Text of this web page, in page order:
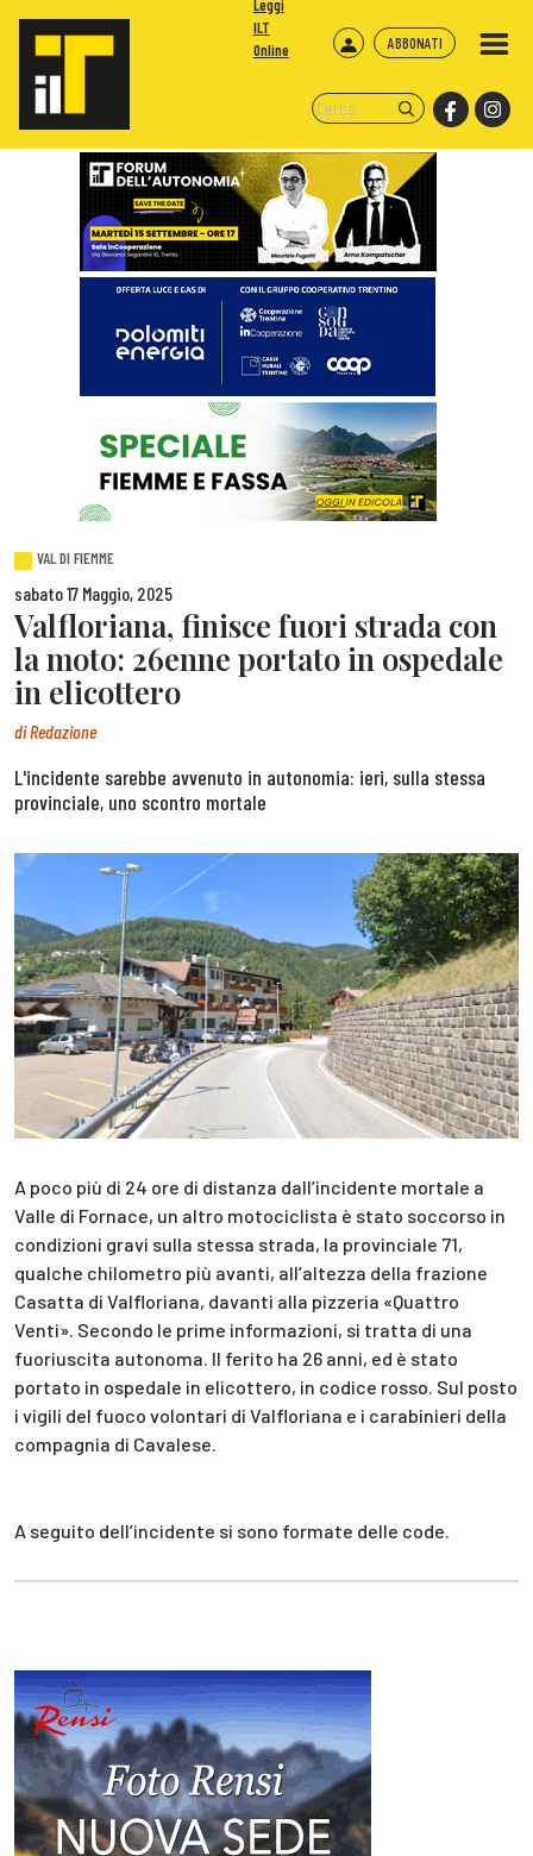
ABBONATI
Leggi
ILT
Online
VAL DI FIEMME
sabato 17 Maggio, 2025
Valfloriana, finisce fuori strada con
la moto: 26enne portato in ospedale
in elicottero
diRedazione
L'incidente sarebbe avvenuto in autonomia: ieri, sulla stessa
provinciale, uno scontro mortale
A poco più di 24 ore di distanza dall’incidente mortale a
Valle di Fornace, un altro motociclista è stato soccorso in
condizioni gravi sulla stessa strada, la provinciale 71,
qualche chilometro più avanti, all’altezza della frazione
Casatta di Valfloriana, davanti alla pizzeria «Quattro
Venti». Secondo le prime informazioni, si tratta di una
fuoriuscita autonoma. Il ferito ha 26 anni, ed è stato
portato in ospedale in elicottero, in codice rosso. Sul posto
i vigili del fuoco volontari di Valfloriana e i carabinieri della
compagnia di Cavalese.
A seguito dell’incidente si sono formate delle code.